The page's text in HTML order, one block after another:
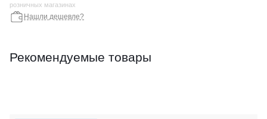
розничных магазинах
Нашли дешевле?
Рекомендуемые товары